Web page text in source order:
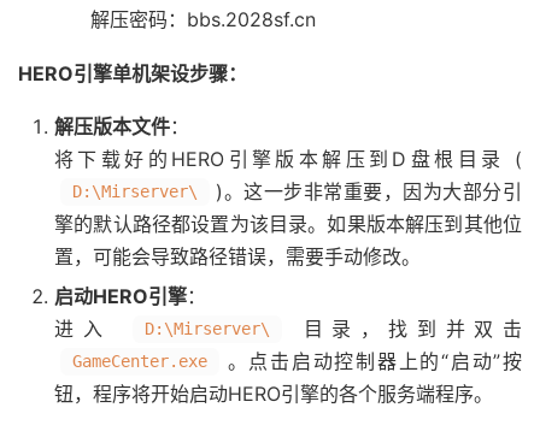
解压密码：bbs.2028sf.cn
HERO引擎单机架设步骤：
解压版本文件：
将下载好的HERO引擎版本解压到D盘根目录 (
D:\Mirserver\
)。这一步非常重要，因为大部分引
擎的默认路径都设置为该目录。如果版本解压到其他位
置，可能会导致路径错误，需要手动修改。
启动HERO引擎：
进入
D:\Mirserver\ 目录，找到并双击
GameCenter.exe
。点击启动控制器上的“启动”按
钮，程序将开始启动HERO引擎的各个服务端程序。